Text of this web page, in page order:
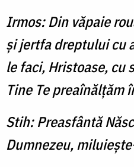
Irmos: Din văpaie
şi jertfa dreptului cu
le faci, Hristoase, cu
Tine Te preaînălţăm
Stih: Preasfântă
Dumnezeu,